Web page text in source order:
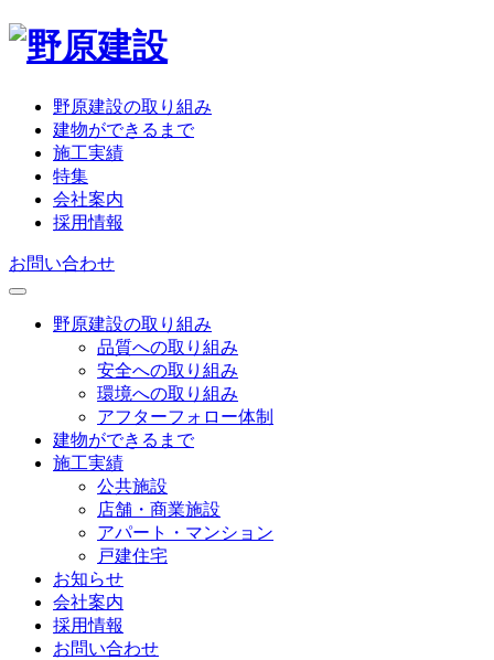
野原建設の取り組み
建物ができるまで
施工実績
特集
会社案内
採用情報
お問い合わせ
野原建設の取り組み
品質への取り組み
安全への取り組み
環境への取り組み
アフターフォロー体制
建物ができるまで
施工実績
公共施設
店舗・商業施設
アパート・マンション
戸建住宅
お知らせ
会社案内
採用情報
お問い合わせ